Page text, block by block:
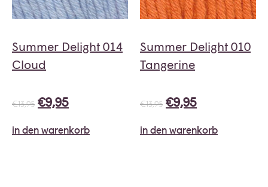
Summer Delight 014
Cloud
€13,95 €9,95
in den warenkorb
Summer Delight 010
Tangerine
€13,95 €9,95
in den warenkorb